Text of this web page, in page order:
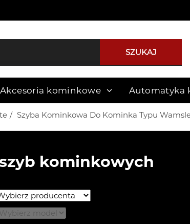
SZUKAJ
Akcesoria kominkowe Automatyka
Szyba Kominkowa Do Kominka Typu
kominkowych